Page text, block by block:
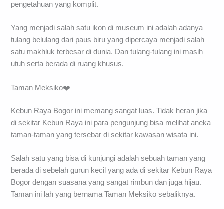
pengetahuan yang komplit.
Yang menjadi salah satu ikon di museum ini adalah adanya
tulang belulang dari paus biru yang dipercaya menjadi salah
satu makhluk terbesar di dunia. Dan tulang-tulang ini masih
utuh serta berada di ruang khusus.
Taman Meksiko❤️
Kebun Raya Bogor ini memang sangat luas. Tidak heran jika
di sekitar Kebun Raya ini para pengunjung bisa melihat aneka
taman-taman yang tersebar di sekitar kawasan wisata ini.
Salah satu yang bisa di kunjungi adalah sebuah taman yang
berada di sebelah gurun kecil yang ada di sekitar Kebun Raya
Bogor dengan suasana yang sangat rimbun dan juga hijau.
Taman ini lah yang bernama Taman Meksiko sebaliknya.